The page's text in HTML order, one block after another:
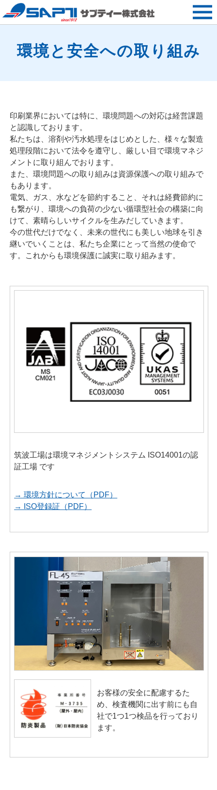
環境と安全への取り組み
印刷業界においては特に、環境問題への対応は経営課題
と認識しております。
私たちは、溶剤や汚水処理をはじめとした、様々な製造
処理段階において法令を遵守し、厳しい目で環境マネジ
メントに取り組んでおります。
また、環境問題への取り組みは資源保護への取り組みで
もあります。
電気、ガス、水などを節約すること、それは経費節約に
も繋がり、環境への負荷の少ない循環型社会の構築に向
けて、素晴らしいサイクルを生みだしていきます。
今の世代だけでなく、未来の世代にも美しい地球を引き
継いでいくことは、私たち企業にとって当然の使命で
す。これからも環境保護に誠実に取り組みます。
筑波工場は環境マネジメントシステム ISO14001の認
証工場 です
→ 環境方針について（PDF）
→ ISO登録証（PDF）
お客様の安全に配慮するた
め、検査機関に出す前にも自
社で1つ1つ検品を行っており
ます。